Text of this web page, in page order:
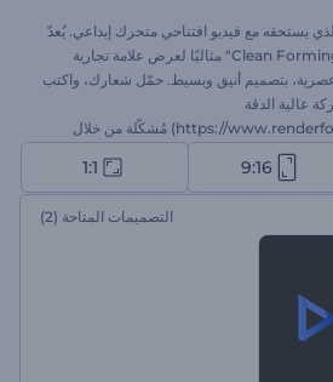
يستحقه مع فيديو افتتاحي متحرك إبداعي. يُعدّ
عرض الشعار "Clean Forming Logo Reveal" مثاليًا لعرض علامة تجارية
بتصميم أنيق وبسيط. حمّل شعارك، واكتب
عالية الدقة
(https://www.renderforest.com/logo-animation) مُشكّلة من خلال
للتعريف بالشركات، والترويج للعلامات
وغيرها الكثير. جرّبه الآن!
9:16
1:1
التصميمات المتاحة (2)